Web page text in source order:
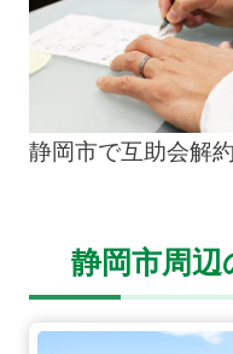
静岡市で互助会解
静岡市周辺
静岡富士見台の詳